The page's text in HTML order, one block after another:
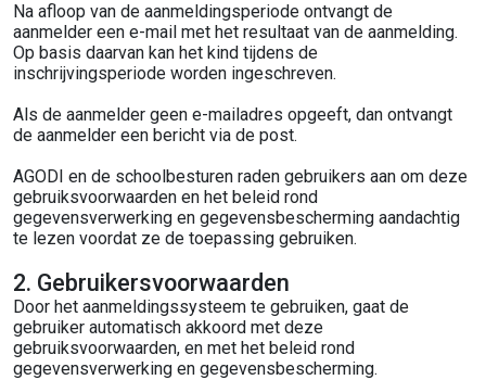
Na afloop van de aanmeldingsperiode ontvangt de
aanmelder een e-mail met het resultaat van de aanmelding.
Op basis daarvan kan het kind tijdens de
inschrijvingsperiode worden ingeschreven.
Als de aanmelder geen e-mailadres opgeeft, dan ontvangt
de aanmelder een bericht via de post.
AGODI en de schoolbesturen raden gebruikers aan om deze
gebruiksvoorwaarden en het beleid rond
gegevensverwerking en gegevensbescherming aandachtig
te lezen voordat ze de toepassing gebruiken.
2. Gebruikersvoorwaarden
Door het aanmeldingssysteem te gebruiken, gaat de
gebruiker automatisch akkoord met deze
gebruiksvoorwaarden, en met het beleid rond
gegevensverwerking en gegevensbescherming.